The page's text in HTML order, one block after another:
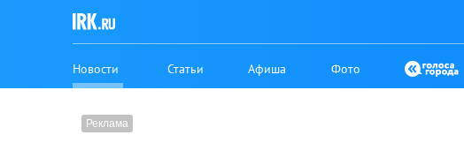
Новости Статьи Афиша Фото